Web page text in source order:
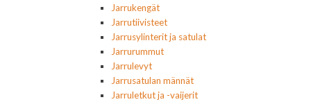
Jarrukengät
Jarrutiivisteet
Jarrusylinterit ja satulat
Jarrurummut
Jarrulevyt
Jarrusatulan männät
Jarruletkut ja -vaijerit